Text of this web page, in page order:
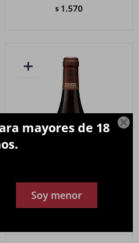

mayores de 18
Soy menor
$ 1.570